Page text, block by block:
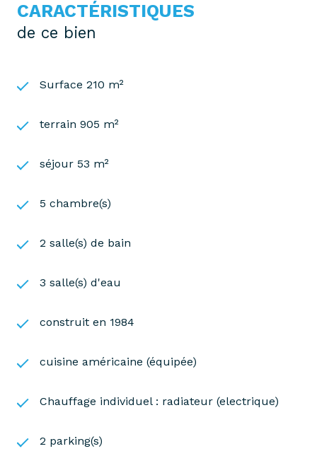
CARACTÉRISTIQUES
de ce bien
Surface 210 m²
terrain 905 m²
séjour 53 m²
5 chambre(s)
2 salle(s) de bain
3 salle(s) d'eau
construit en 1984
cuisine américaine (équipée)
Chauffage individuel : radiateur (electrique)
2 parking(s)